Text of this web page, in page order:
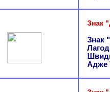
Знак
Знак
Адже